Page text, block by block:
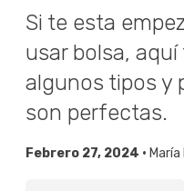
Si te esta
usar bolsa,
algunos tipos y
son perfectas.
Febrero 27, 2024 •